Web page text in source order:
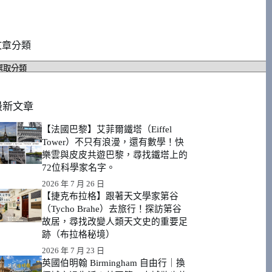
分類
新文章
【法國巴黎】艾菲爾鐵塔（Eiffel
Tower）不只有浪漫，還有數學！快
樂雲與皮皮共遊巴黎，尋找鐵塔上的
72位科學家名字。
2026 年 7 月 26 日
【捷克布拉格】跟著天文學家第谷
（Tycho Brahe）去旅行！探訪第谷
故居，尋找改變人類天文史的重要足
跡（布拉格秘境）
2026 年 7 月 23 日
英國伯明翰 Birmingham 自由行｜換